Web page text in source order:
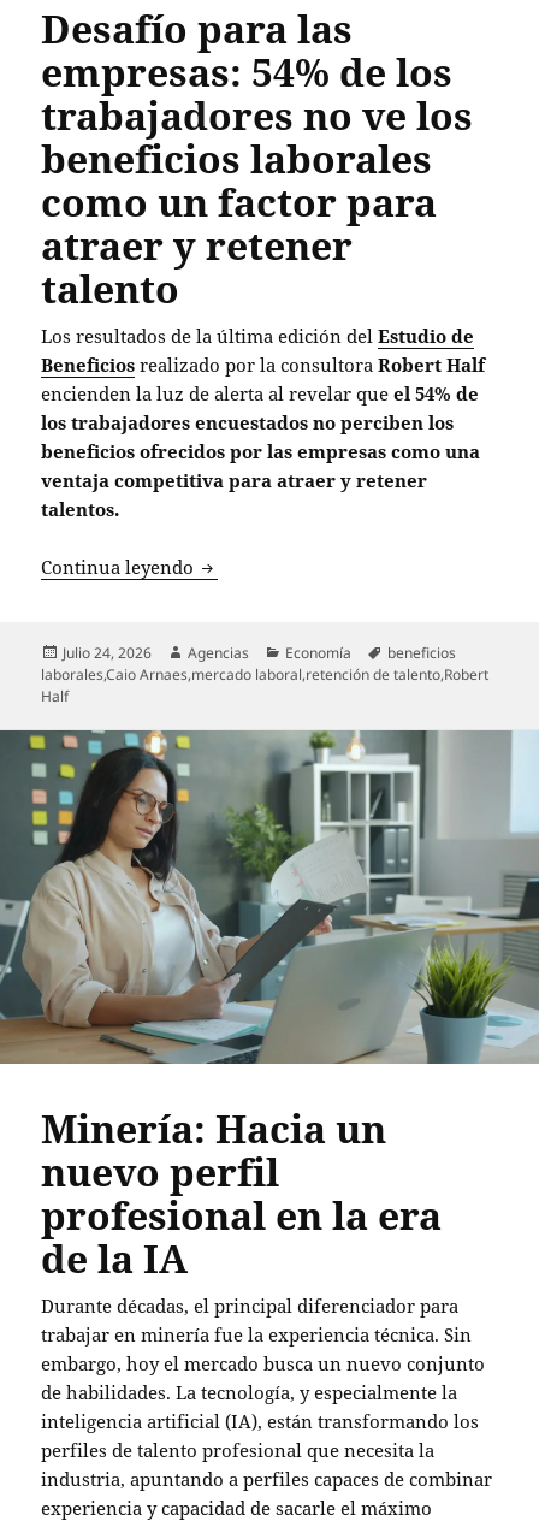
Desafío para las
empresas: 54% de los
trabajadores no ve los
beneficios laborales
como un factor para
atraer y retener
talento
Los resultados de la última edición delEstudio de
Beneficios realizado por la consultoraRobert Half
encienden la luz de alerta al revelar queel 54% de
los trabajadores encuestados no perciben los
beneficios ofrecidos por las empresas como una
ventaja competitiva para atraer y retener
talentos.
Continua leyendo Desafío para las empresas: 54% de
Publicado
el
Julio 24, 2026 Autor
Agencias Categorías
Economía Etiquetas
beneficios
laborales,Caio Arnaes,mercado laboral,retención de talento,Robert
Half
Minería: Hacia un
nuevo perfil
profesional en la era
de la IA
Durante décadas, el principal diferenciador para
trabajar en minería fue la experiencia técnica. Sin
embargo, hoy el mercado busca un nuevo conjunto
de habilidades. La tecnología, y especialmente la
inteligencia artificial (IA), están transformando los
perfiles de talento profesional que necesita la
industria, apuntando a perfiles capaces de combinar
experiencia y capacidad de sacarle el máximo